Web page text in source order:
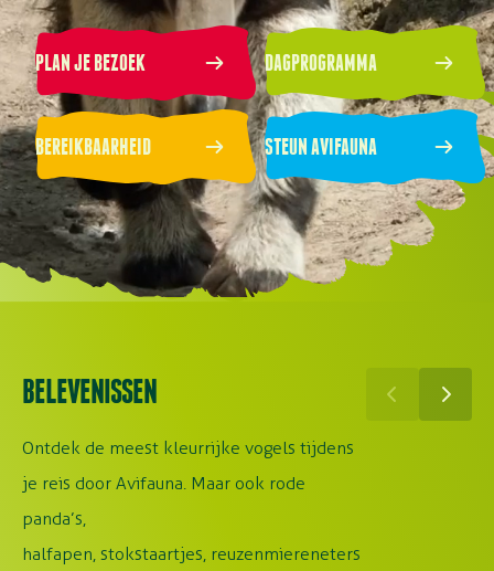
PLAN JE BEZOEK DAGPROGRAMMA
BEREIKBAARHEID STEUN AVIFAUNA
BELEVENISSEN
Ontdek de meest kleurrijke vogels tijdens
je reis door Avifauna. Maar ook rode
panda’s,
halfapen, stokstaartjes, reuzenmiereneters